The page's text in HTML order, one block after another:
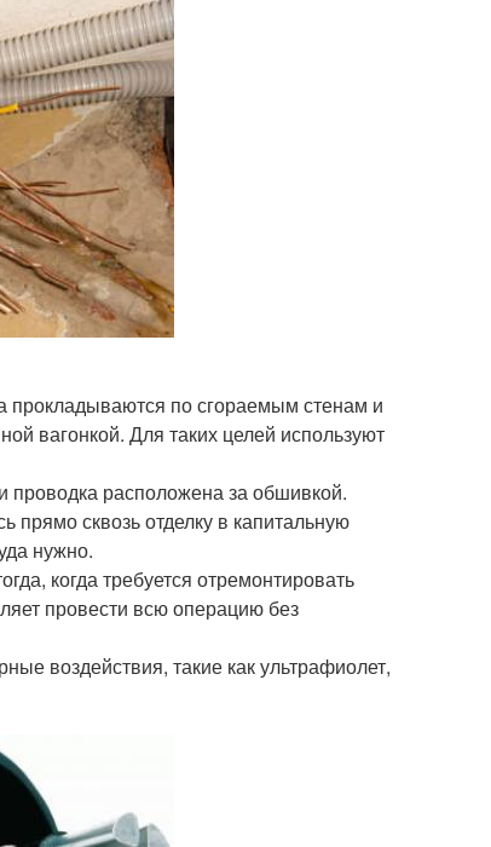
прокладываются по сгораемым стенам и
вагонкой. Для таких целей используют
проводка расположена за обшивкой.
прямо сквозь отделку в капитальную
нужно.
когда требуется отремонтировать
провести всю операцию без
воздействия, такие как ультрафиолет,